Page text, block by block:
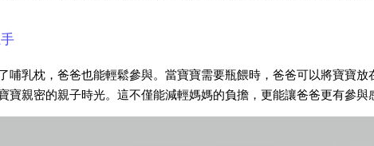
哺乳枕，爸爸也能輕鬆參與。當寶寶需要瓶餵時，爸爸可以將寶寶
寶親密的親子時光。這不僅能減輕媽媽的負擔，更能讓爸爸更有參與